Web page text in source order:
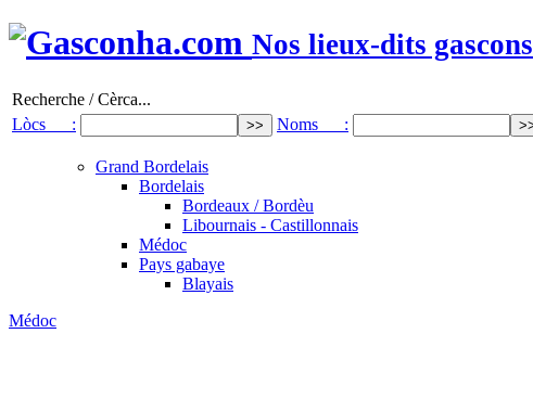
Nos lieux-dits gascons
Recherche / Cèrca...
Lòcs :
Noms :
Grand Bordelais
Bordelais
Bordeaux / Bordèu
Libournais - Castillonnais
Médoc
Pays gabaye
Blayais
Médoc